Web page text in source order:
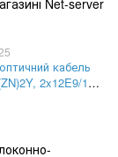
кабель
2x12E9/125,
Corning A-